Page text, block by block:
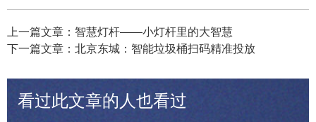
上一篇文章：智慧灯杆——小灯杆里的大智慧
下一篇文章：北京东城：智能垃圾桶扫码精准投放
看过此文章的人也看过